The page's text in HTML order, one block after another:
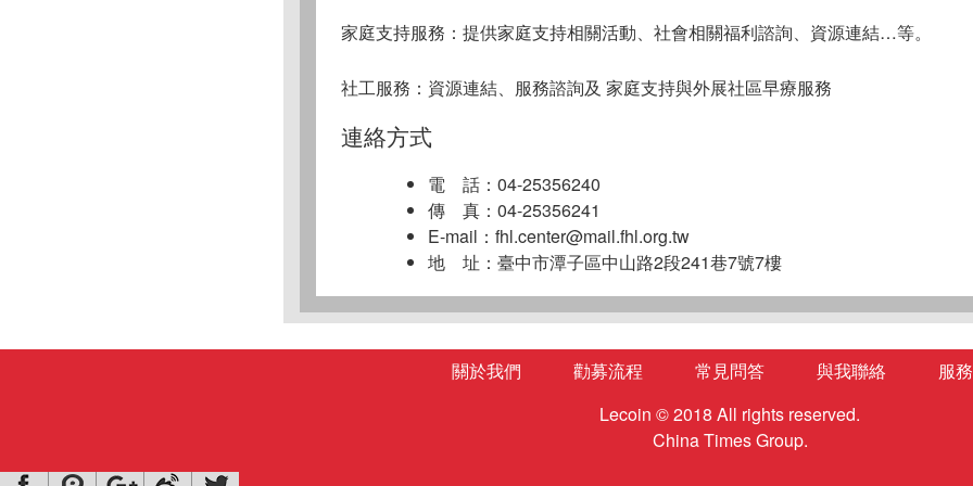
家庭支持服務：提供家庭支持相關活動、社會相關福利諮詢、資源連結…等。
社工服務： 資源連結、服務諮詢及 家庭支持與外展社區早療服務
連絡方式
電 話：04-25356240
傳 真：04-25356241
E-mail： fhl.center@mail.fhl.org.tw
地 址：臺中市潭子區中山路2段241巷7號7樓
關於我們 勸募流程 常見問答 與我聯絡
服
Lecoin © 2018 All rights reserved.
China Times Group.